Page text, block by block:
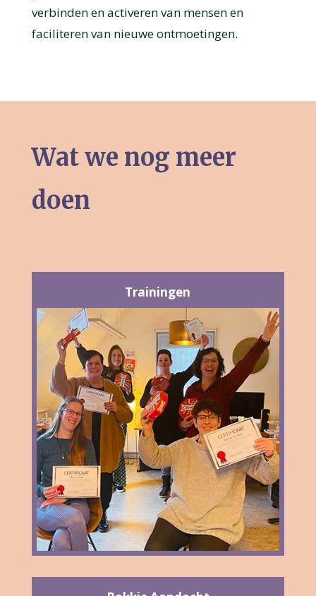
verbinden en activeren van mensen en
faciliteren van nieuwe ontmoetingen.
Wat we nog meer
doen
Trainingen